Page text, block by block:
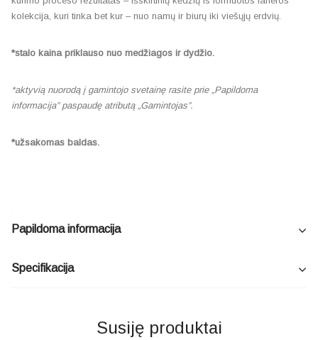
kolekcija, kuri tinka bet kur – nuo namų ir biurų iki viešųjų erdvių.
*stalo kaina priklauso nuo medžiagos ir dydžio.
*aktyvią nuorodą į gamintojo svetainę rasite prie „Papildoma
informacija” paspaudę atributą „Gamintojas”.
*užsakomas baldas.
Papildoma informacija
Specifikacija
Susiję produktai